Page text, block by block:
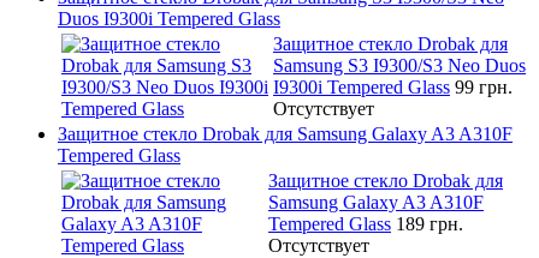
Duos I9300i Tempered Glass
Защитное стекло Drobak для
Samsung S3 I9300/S3 Neo Duos
I9300i Tempered Glass 99 грн.
Отсутствует
Защитное стекло Drobak для Samsung Galaxy A3 A310F
Tempered Glass
Защитное стекло Drobak для
Samsung Galaxy A3 A310F
Tempered Glass 189 грн.
Отсутствует